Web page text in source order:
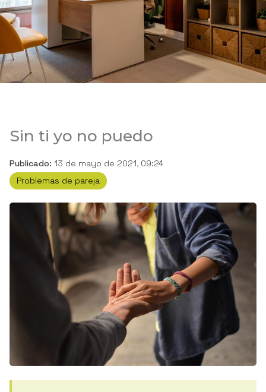
Sin ti yo no puedo
Publicado: 13 de mayo de 2021, 09:24
Problemas de pareja